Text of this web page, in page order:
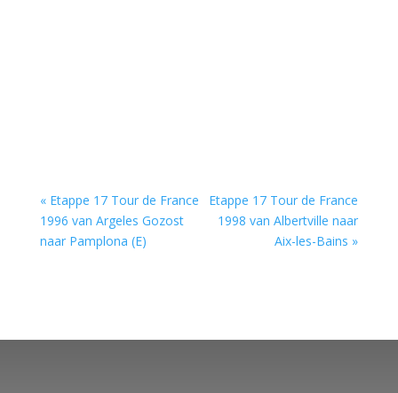
« Etappe 17 Tour de France
1996 van Argeles Gozost
naar Pamplona (E)
Etappe 17 Tour de France
1998 van Albertville naar
Aix-les-Bains »